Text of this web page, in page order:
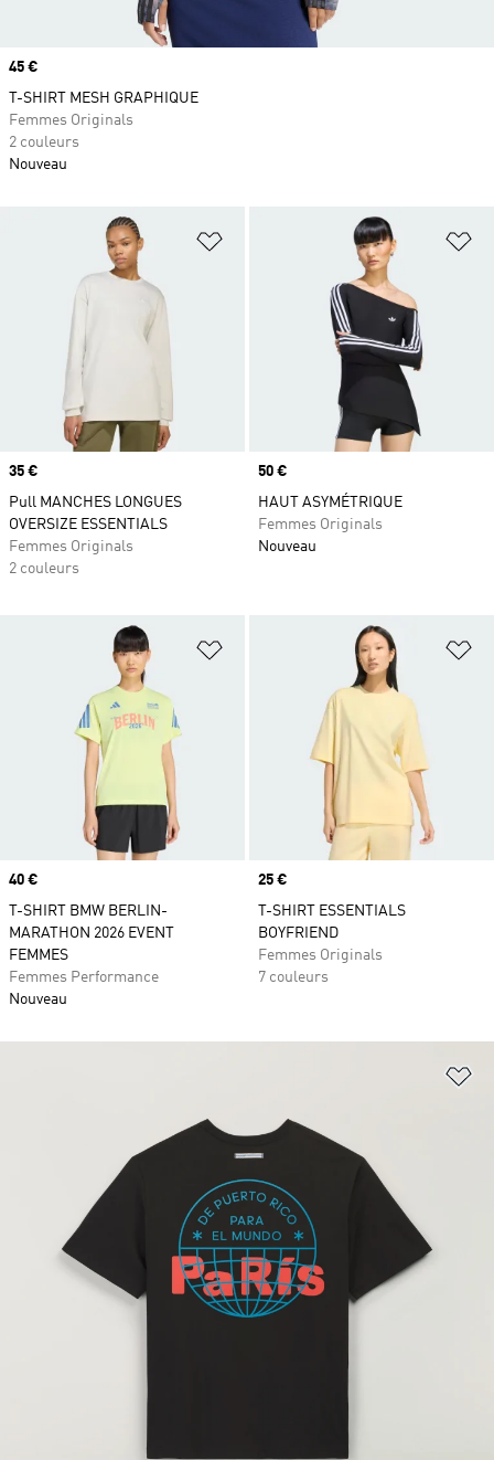
Ajouter à la Liste de produits
Prix
35 €
Pull MANCHES LONGUES
OVERSIZE ESSENTIALS
Femmes Originals
2 couleurs
Prix
50 €
HAUT ASYMÉTRIQUE
Femmes Originals
Nouveau
Ajouter à la Liste de produits
Prix
40 €
T-SHIRT BMW BERLIN-
MARATHON 2026 EVENT
FEMMES
Femmes Performance
Nouveau
Prix
25 €
T-SHIRT ESSENTIALS
BOYFRIEND
Femmes Originals
7 couleurs
Prix
45 €
T-SHIRT MESH GRAPHIQUE
Femmes Originals
2 couleurs
Nouveau